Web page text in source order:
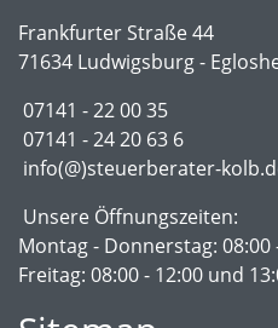
Frankfurter Straße 44
71634 Ludwigsburg -
07141 - 22 00 35
07141 - 24 20 63 6
info(@)steuerberater-
Unsere Öffnungszeiten:
Montag - Donnerstag: 08:00
Freitag: 08:00 - 12:00 und